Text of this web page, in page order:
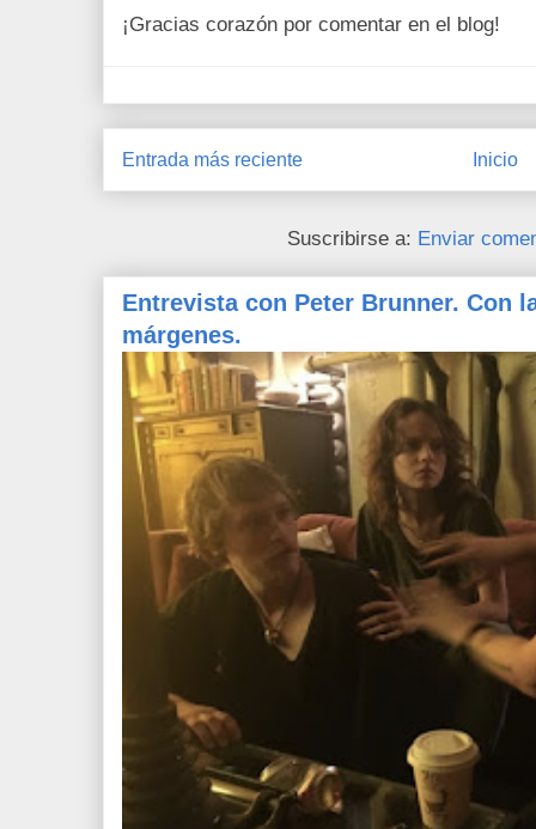
¡Gracias corazón por comentar en el blog!
Entrada más reciente Inicio
Suscribirse a: Enviar
Entrevista con Peter Brunner. Con
márgenes.